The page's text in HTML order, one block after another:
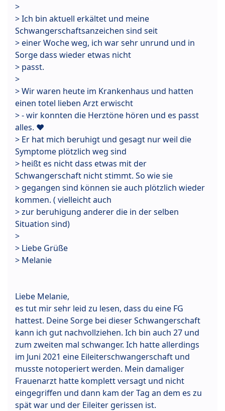
>
> Ich bin aktuell erkältet und meine
Schwangerschaftsanzeichen sind seit
> einer Woche weg, ich war sehr unrund und in
Sorge dass wieder etwas nicht
> passt.
>
> Wir waren heute im Krankenhaus und hatten
einen totel lieben Arzt erwischt
> - wir konnten die Herztöne hören und es passt
alles. ❤
> Er hat mich beruhigt und gesagt nur weil die
Symptome plötzlich weg sind
> heißt es nicht dass etwas mit der
Schwangerschaft nicht stimmt. So wie sie
> gegangen sind können sie auch plötzlich wieder
kommen. ( vielleicht auch
> zur beruhigung anderer die in der selben
Situation sind)
>
> Liebe Grüße
> Melanie
Liebe Melanie,
es tut mir sehr leid zu lesen, dass du eine FG
hattest. Deine Sorge bei dieser Schwangerschaft
kann ich gut nachvollziehen. Ich bin auch 27 und
zum zweiten mal schwanger. Ich hatte allerdings
im Juni 2021 eine Eileiterschwangerschaft und
musste notoperiert werden. Mein damaliger
Frauenarzt hatte komplett versagt und nicht
eingegriffen und dann kam der Tag an dem es zu
spät war und der Eileiter gerissen ist.